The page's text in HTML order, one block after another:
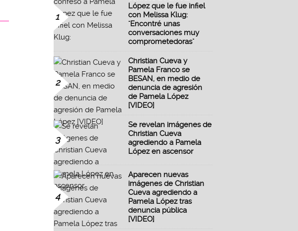
1
López que le fue infiel
con Melissa Klug:
"Encontré unas
conversaciones muy
comprometedoras"
2
Christian Cueva y
Pamela Franco se
BESAN, en medio de
denuncia de agresión
de Pamela López
[VIDEO]
3
Se revelan imágenes de
Christian Cueva
agrediendo a Pamela
López en ascensor
4
Aparecen nuevas
imágenes de Christian
Cueva agrediendo a
Pamela López tras
denuncia pública
[VIDEO]